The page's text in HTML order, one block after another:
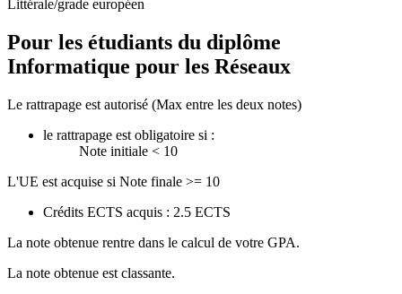
Littérale/grade européen
Pour les étudiants du diplôme
Informatique pour les Réseaux
Le rattrapage est autorisé (Max entre les deux notes)
le rattrapage est obligatoire si :
Note initiale < 10
L'UE est acquise si Note finale >= 10
Crédits ECTS acquis : 2.5 ECTS
La note obtenue rentre dans le calcul de votre GPA.
La note obtenue est classante.